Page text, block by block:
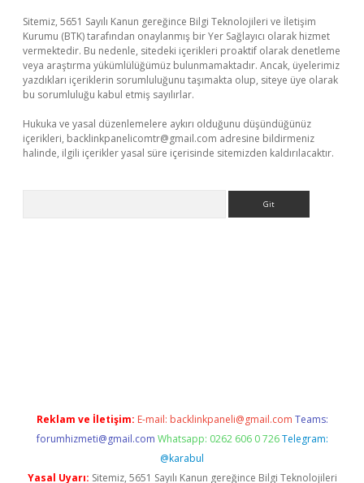
Sitemiz, 5651 Sayılı Kanun gereğince Bilgi Teknolojileri ve İletişim
Kurumu (BTK) tarafından onaylanmış bir Yer Sağlayıcı olarak hizmet
vermektedir. Bu nedenle, sitedeki içerikleri proaktif olarak denetleme
veya araştırma yükümlülüğümüz bulunmamaktadır. Ancak, üyelerimiz
yazdıkları içeriklerin sorumluluğunu taşımakta olup, siteye üye olarak
bu sorumluluğu kabul etmiş sayılırlar.
Hukuka ve yasal düzenlemelere aykırı olduğunu düşündüğünüz
içerikleri, backlinkpanelicomtr@gmail.com adresine bildirmeniz
halinde, ilgili içerikler yasal süre içerisinde sitemizden kaldırılacaktır.
Reklam ve İletişim: E-mail: backlinkpaneli@gmail.com Teams:
forumhizmeti@gmail.com Whatsapp: 0262 606 0 726 Telegram:
@karabul
Yasal Uyarı: Sitemiz, 5651 Sayılı Kanun gereğince Bilgi Teknolojileri